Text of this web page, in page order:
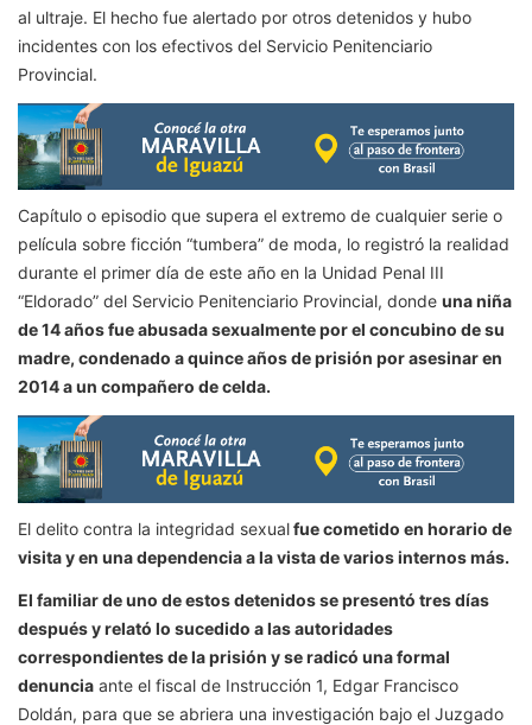
al ultraje. El hecho fue alertado por otros detenidos y hubo
incidentes con los efectivos del Servicio Penitenciario
Provincial.
Capítulo o episodio que supera el extremo de cualquier serie o
película sobre ficción “tumbera” de moda, lo registró la realidad
durante el primer día de este año en la Unidad Penal III
“Eldorado” del Servicio Penitenciario Provincial, donde una niña
de 14 años fue abusada sexualmente por el concubino de su
madre, condenado a quince años de prisión por asesinar en
2014 a un compañero de celda.
El delito contra la integridad sexualfue cometido en horario de
visita y en una dependencia a la vista de varios internos más.
El familiar de uno de estos detenidos se presentó tres días
después y relató lo sucedido a las autoridades
correspondientes de la prisión y se radicó una formal
denuncia ante el fiscal de Instrucción 1, Edgar Francisco
Doldán, para que se abriera una investigación bajo el Juzgado